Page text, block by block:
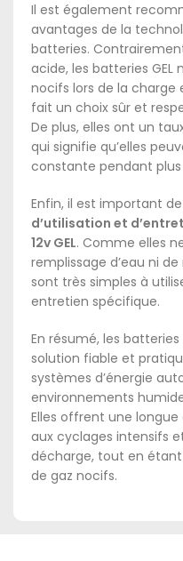
Il est également
avantages de la
batteries.
acide, les batteries GEL
nocifs lors de la charge
fait un choix sûr et
De plus, elles ont un
qui signifie qu’elles
constante pendant
Enfin, il est important
d’utilisation et
12v GEL. Comme elles
remplissage d’eau ni
sont très simples à
entretien spécifique.
En résumé, les batteries
solution fiable et
systèmes d’énergie
environnements
Elles offrent une
aux cyclages intensifs
décharge, tout en
de gaz nocifs.